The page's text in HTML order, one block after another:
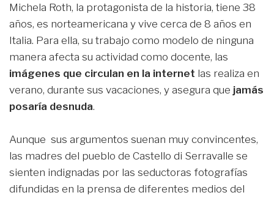
Michela Roth, la protagonista de la historia, tiene 38
años, es norteamericana y vive cerca de 8 años en
Italia. Para ella, su trabajo como modelo de ninguna
manera afecta su actividad como docente, las
imágenes que circulan en la internet las realiza en
verano, durante sus vacaciones, y asegura que jamás
posaría desnuda.
Aunque sus argumentos suenan muy convincentes,
las madres del pueblo de Castello di Serravalle se
sienten indignadas por las seductoras fotografías
difundidas en la prensa de diferentes medios del